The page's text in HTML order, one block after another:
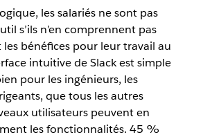
les salariés ne sont pas
s’ils n’en comprennent pas
bénéfices pour leur travail au
intuitive de Slack est simple
pour les ingénieurs, les
que tous les autres
utilisateurs peuvent en
les fonctionnalités. 45 %